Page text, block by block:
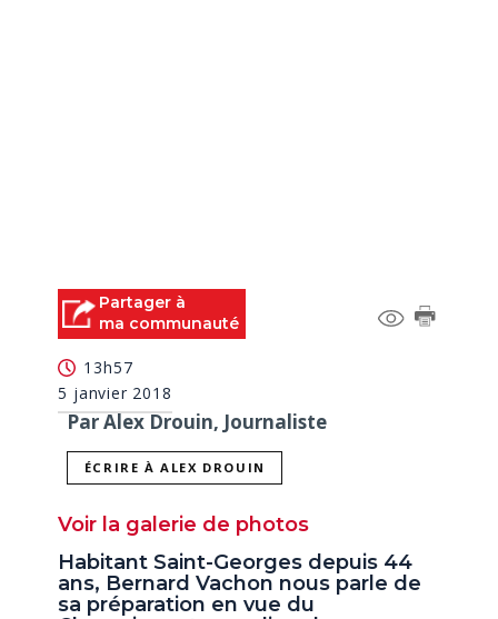
Partager à
ma communauté
13h57
5 janvier 2018
Par Alex Drouin, Journaliste
ÉCRIRE À ALEX DROUIN
Voir la galerie de photos
Habitant Saint-Georges depuis 44
ans, Bernard Vachon nous parle de
sa préparation en vue du